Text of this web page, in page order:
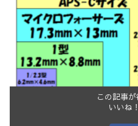
この記事
いいね